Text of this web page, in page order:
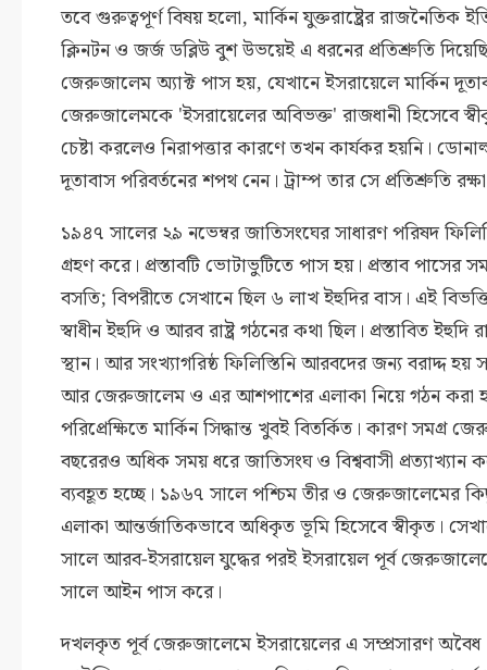
তবে গুরুত্বপূর্ণ বিষয় হলো, মার্কিন যুক্তরাষ্ট্রের
ক্লিনটন ও জর্জ ডব্লিউ বুশ উভয়েই এ ধরনের প্রতিশ্রুতি
জেরুজালেম অ্যাক্ট পাস হয়, যেখানে ইসরায়েলে মার্কিন
জেরুজালেমকে 'ইসরায়েলের অবিভক্ত' রাজধানী হিসেবে
চেষ্টা করলেও নিরাপত্তার কারণে তখন কার্যকর হয়নি। ডোনাল্ড
দূতাবাস পরিবর্তনের শপথ নেন। ট্রাম্প তার সে প্রতিশ্রুতি
১৯৪৭ সালের ২৯ নভেম্বর জাতিসংঘের সাধারণ পরিষদ
গ্রহণ করে। প্রস্তাবটি ভোটাভুটিতে পাস হয়। প্রস্তাব পাসের
বসতি; বিপরীতে সেখানে ছিল ৬ লাখ ইহুদির বাস। এই
স্বাধীন ইহুদি ও আরব রাষ্ট্র গঠনের কথা ছিল। প্রস্তাবিত ইহুদি
স্থান। আর সংখ্যাগরিষ্ঠ ফিলিস্তিনি আরবদের জন্য বরাদ্দ
আর জেরুজালেম ও এর আশপাশের এলাকা নিয়ে গঠন করা
পরিপ্রেক্ষিতে মার্কিন সিদ্ধান্ত খুবই বিতর্কিত। কারণ
বছরেরও অধিক সময় ধরে জাতিসংঘ ও বিশ্ববাসী
ব্যবহূত হচ্ছে। ১৯৬৭ সালে পশ্চিম তীর ও জেরুজালেমের
এলাকা আন্তর্জাতিকভাবে অধিকৃত ভূমি হিসেবে স্বীকৃত।
সালে আরব-ইসরায়েল যুদ্ধের পরই ইসরায়েল পূর্ব
সালে আইন পাস করে।
দখলকৃত পূর্ব জেরুজালেমে ইসরায়েলের এ সম্প্রসারণ অবৈধ।